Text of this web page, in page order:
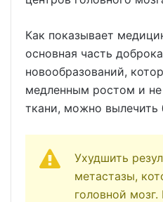
Как показывает
основная часть
новообразований,
медленным ростом и
ткани, можно вылечить
Ухудшить
метастазы,
головной